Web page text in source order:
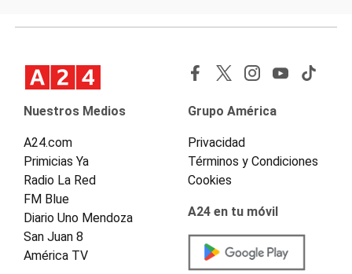
Nuestros Medios
A24.com
Primicias Ya
Radio La Red
FM Blue
Diario Uno Mendoza
San Juan 8
América TV
Grupo América
Privacidad
Términos y Condiciones
Cookies
A24 en tu móvil